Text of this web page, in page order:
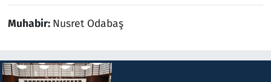
Muhabir: Nusret Odabaş